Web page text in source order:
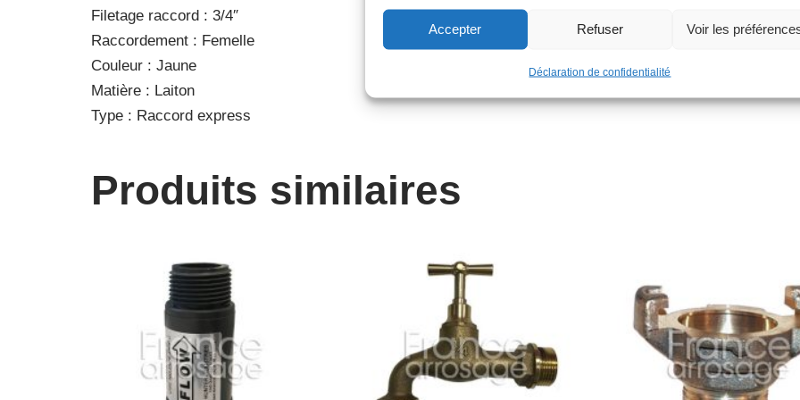
Accepter Refuser Voir les
Déclaration de confidentialité
Filetage raccord : 3/4″
Raccordement : Femelle
Couleur : Jaune
Matière : Laiton
Type : Raccord express
Produits similaires